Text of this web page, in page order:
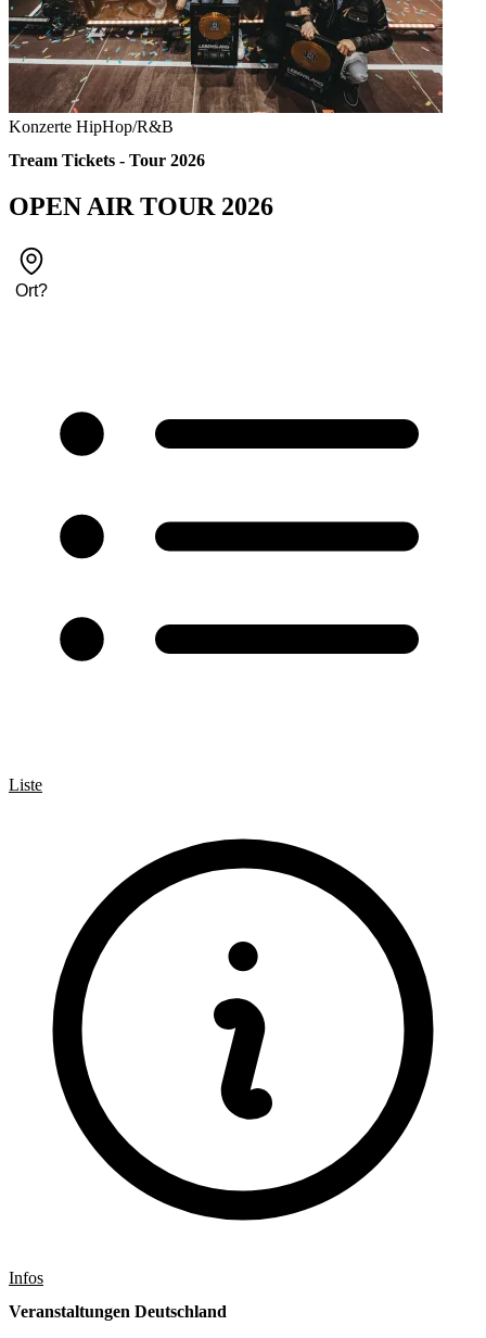
Konzerte HipHop/R&B
Tream Tickets - Tour 2026
OPEN AIR TOUR 2026
Ort?
Liste
Infos
Veranstaltungen Deutschland